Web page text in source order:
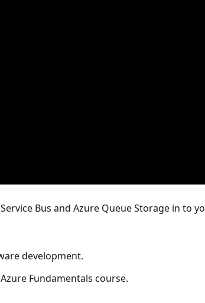
Bus and Azure Queue Storage in to
development.
Fundamentals course.